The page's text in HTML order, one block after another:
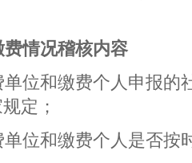
情况稽核内容
单位和缴费个人申报
定；
单位和缴费个人是否